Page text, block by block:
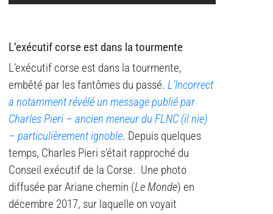
L’exécutif corse est dans la tourmente
L’exécutif corse est dans la tourmente,
embêté par les fantômes du passé. L’Incorrect
a notamment révélé un message publié par
Charles Pieri – ancien meneur du FLNC (il nie)
– particulièrement ignoble. Depuis quelques
temps, Charles Pieri s’était rapproché du
Conseil exécutif de la Corse. Une photo
diffusée par Ariane chemin (Le Monde) en
décembre 2017, sur laquelle on voyait